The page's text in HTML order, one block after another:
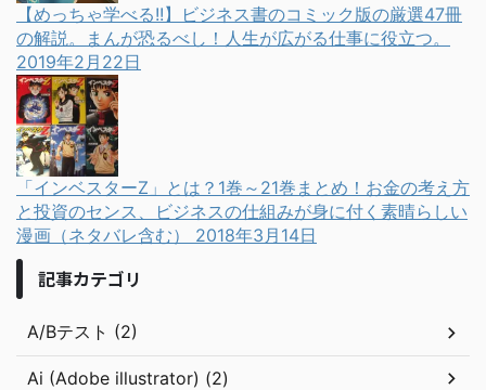
【めっちゃ学べる!!】ビジネス書のコミック版の厳選47冊
の解説。まんが恐るべし！人生が広がる仕事に役立つ。
2019年2月22日
「インベスターZ」とは？1巻～21巻まとめ！お金の考え方
と投資のセンス、ビジネスの仕組みが身に付く素晴らしい
漫画（ネタバレ含む） 2018年3月14日
記事カテゴリ
A/Bテスト (2)
Ai (Adobe illustrator) (2)